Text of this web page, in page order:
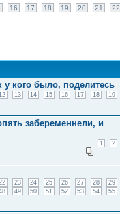
16 17 18 19 20 21 22
у кого было, поделитесь
13 14 15 16 17 18 19
забеременнели, и
1 2
23 24 25 26 27 28
29
49 50 51 52 53 54 55